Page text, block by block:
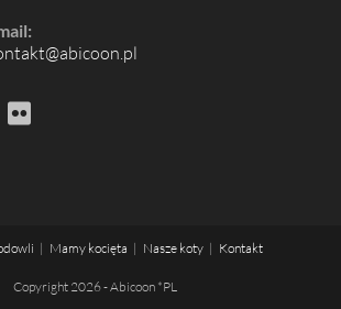
Mamy kocięta Nasze koty Kontakt
Copyright 2026 - Abicoon *PL